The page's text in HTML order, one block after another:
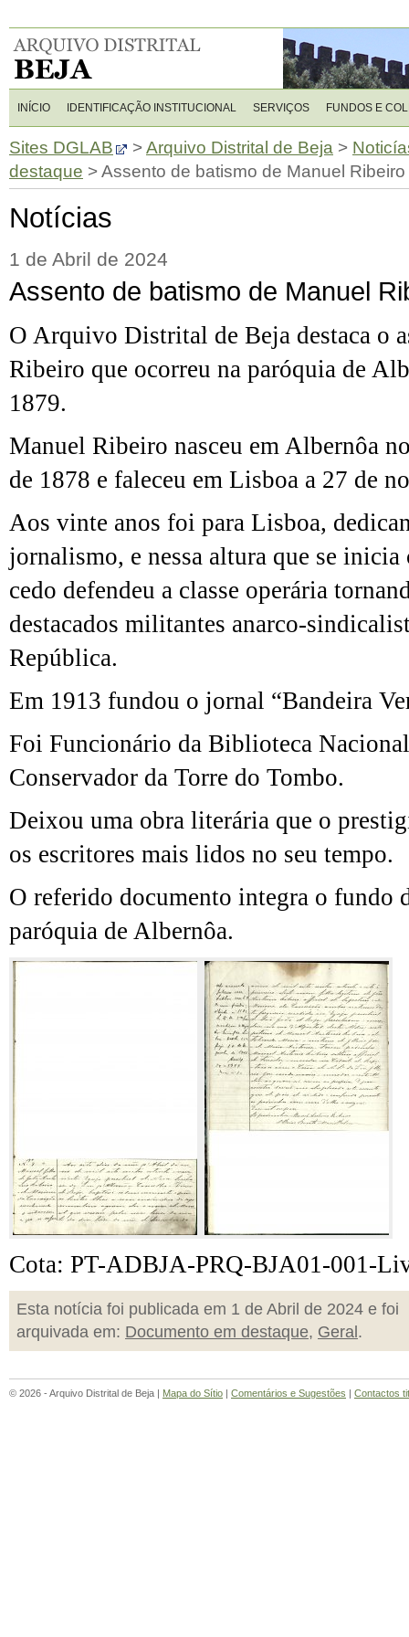
INÍCIO IDENTIFICAÇÃO INSTITUCIONAL SERVIÇOS FUNDOS E
Sites DGLAB >Arquivo Distrital de Beja >
destaque >Assento de batismo de Manuel Ribeiro
Notícias
1 de Abril de 2024
Assento de batismo de Manuel
O Arquivo Distrital de Beja destaca o
Ribeiro que ocorreu na paróquia de
1879.
Manuel Ribeiro nasceu em Albernôa
de 1878 e faleceu em Lisboa a 27 de
Aos vinte anos foi para Lisboa,
jornalismo, e nessa altura que se
cedo defendeu a classe operária
destacados militantes anarco-
República.
Em 1913 fundou o jornal “Bandeira
Foi Funcionário da Biblioteca
Conservador da Torre do Tombo.
Deixou uma obra literária que o
os escritores mais lidos no seu tempo.
O referido documento integra o fundo
paróquia de Albernôa.
Cota: PT-ADBJA-PRQ-BJA01-001-
Esta notícia foi publicada em 1 de Abril de 2024 e foi
arquivada em: Documento em destaque, Geral .
© 2026 - Arquivo Distrital de Beja | Mapa do Sítio | Comentários e Sugestões | Contactos